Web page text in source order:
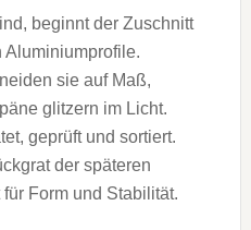
beginnt der Zuschnitt
sie auf Maß,
glitzern im Licht.
geprüft und sortiert.
der späteren
Form und Stabilität.